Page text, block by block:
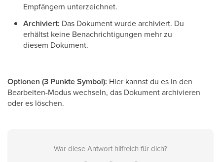
Empfängern unterzeichnet.
Archiviert: Das Dokument wurde archiviert. Du
erhältst keine Benachrichtigungen mehr zu
diesem Dokument.
Optionen (3 Punkte Symbol): Hier kannst du es in den
Bearbeiten-Modus wechseln, das Dokument archivieren
oder es löschen.
War diese Antwort hilfreich für dich?